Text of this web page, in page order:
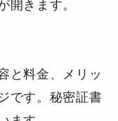
開きます。
料金、メリッ
です。秘密証書